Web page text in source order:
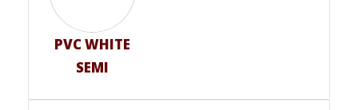
PVC WHITE
SEMI